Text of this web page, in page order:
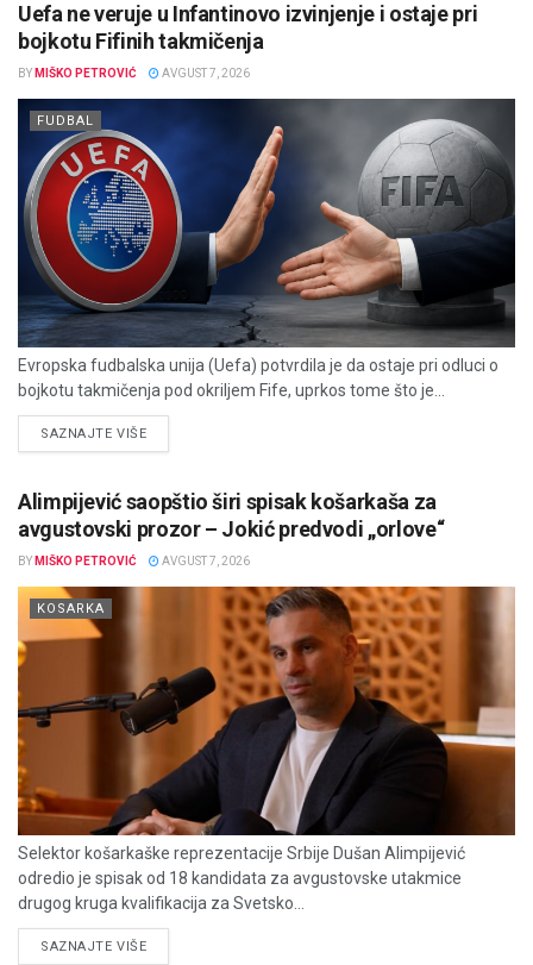
Uefa ne veruje u Infantinovo izvinjenje i ostaje pri
bojkotu Fifinih takmičenja
BY MIŠKO PETROVIĆ AVGUST 7, 2026
FUDBAL
Evropska fudbalska unija (Uefa) potvrdila je da ostaje pri odluci o
bojkotu takmičenja pod okriljem Fife, uprkos tome što je...
SAZNAJTE VIŠEDETAILS
Alimpijević saopštio širi spisak košarkaša za
avgustovski prozor – Jokić predvodi „orlove“
BY MIŠKO PETROVIĆ AVGUST 7, 2026
KOSARKA
Selektor košarkaške reprezentacije Srbije Dušan Alimpijević
odredio je spisak od 18 kandidata za avgustovske utakmice
drugog kruga kvalifikacija za Svetsko...
SAZNAJTE VIŠEDETAILS